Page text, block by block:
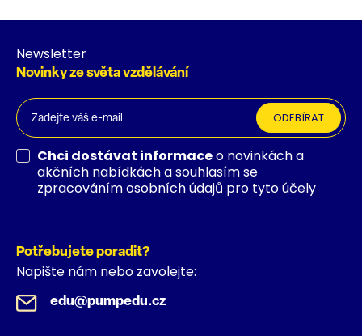
Newsletter
Novinky ze světa vzdělávání
ODEBÍRAT
Chci dostávat informaceo novinkách a
akčních nabídkách a souhlasím se
zpracováním osobních údajů pro tyto účely
Potřebujete poradit?
Napište nám nebo zavolejte:
edu@pumpedu.cz